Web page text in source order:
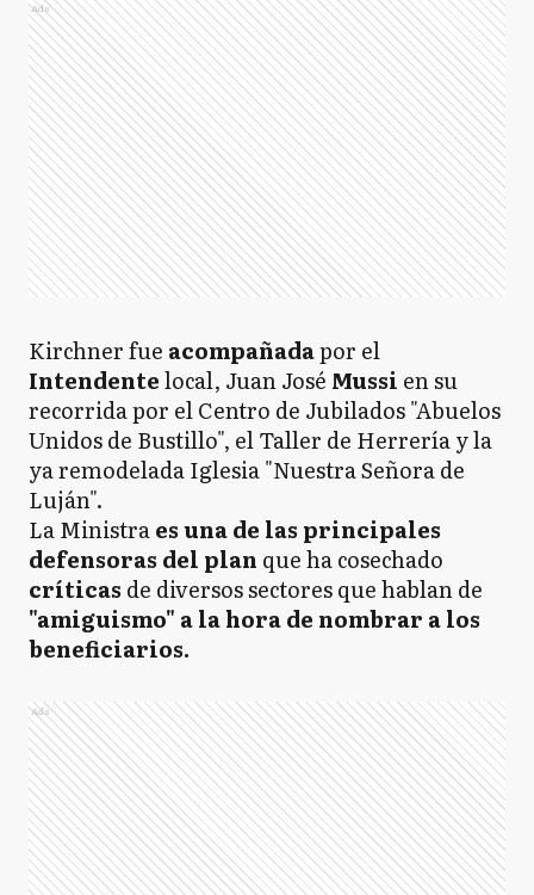
Ads
Kirchner fue acompañadapor el
Intendentelocal, Juan José Mussi en su
recorrida por el Centro de Jubilados "Abuelos
Unidos de Bustillo", el Taller de Herrería y la
ya remodelada Iglesia "Nuestra Señora de
Luján".
La Ministraes una de las principales
defensoras del plan que ha cosechado
críticas de diversos sectores que hablan de
"amiguismo" a la hora de nombrar a los
beneficiarios.
Ads